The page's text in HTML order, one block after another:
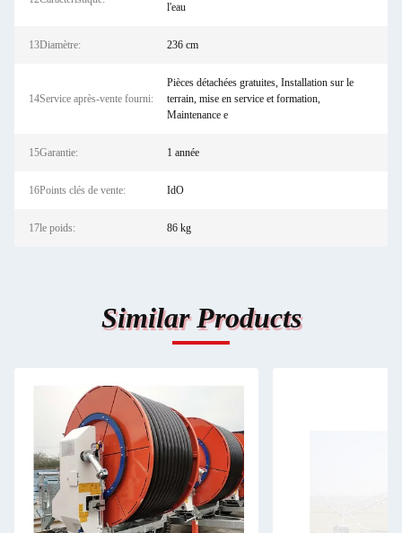
l'eau
13Diamètre: 236 cm
14Service après-vente fourni:
Pièces détachées gratuites, Installation sur le
terrain, mise en service et formation,
Maintenance e
15Garantie: 1 année
16Points clés de vente: IdO
17le poids: 86 kg
Similar Products